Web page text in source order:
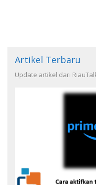
Artikel Terbaru
Update artikel dari